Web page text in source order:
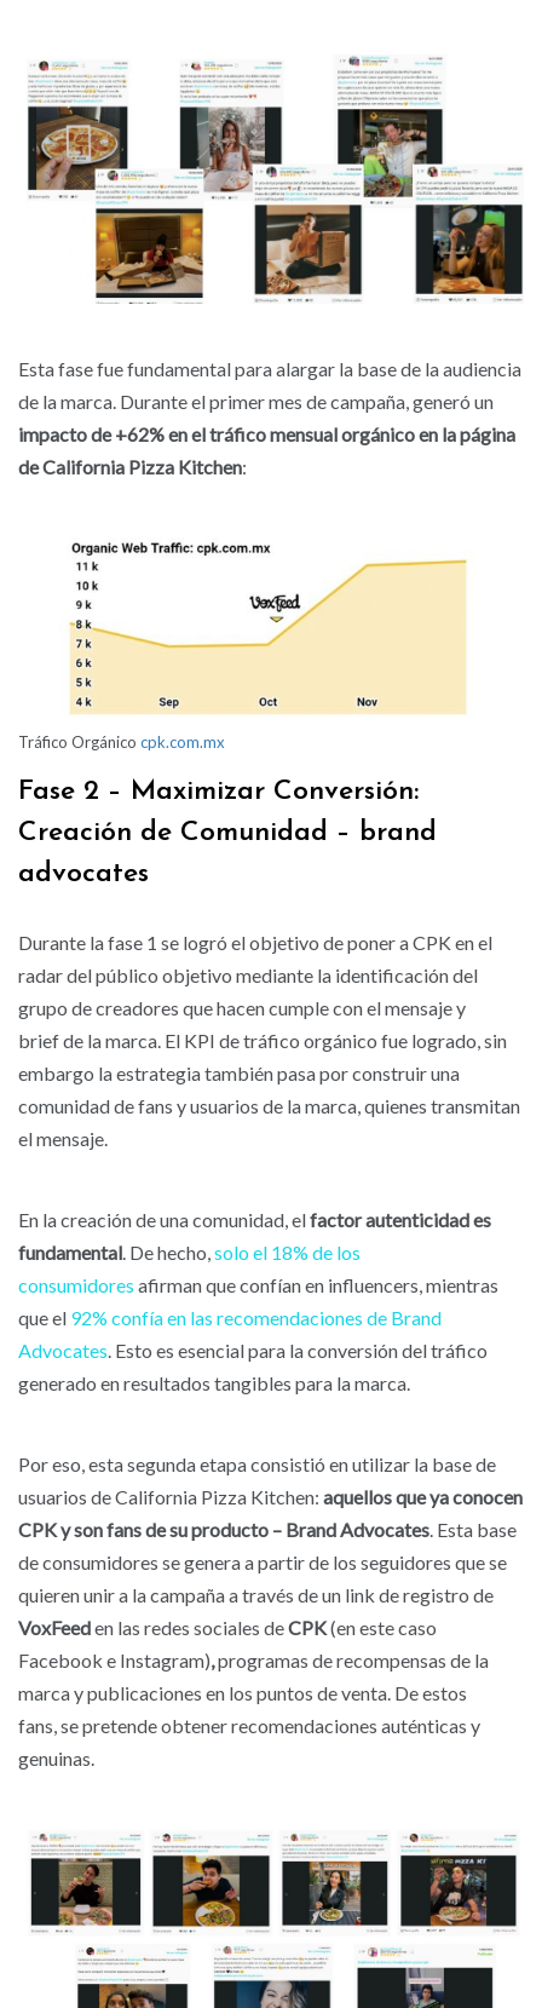
Esta fase fue fundamental para alargar la base de la audiencia
de la marca. Durante el primer mes de campaña, generó un
impacto de +62% en el tráfico mensual orgánico en la página
de California Pizza Kitchen:
Tráfico Orgánico cpk.com.mx
Fase 2 – Maximizar Conversión:
Creación de Comunidad – brand
advocates
Durante la fase 1 se logró el objetivo de poner a CPK en el
radar del público objetivo mediante la identificación del
grupo de creadores que hacen cumple con el mensaje y
brief de la marca. El KPI de tráfico orgánico fue logrado, sin
embargo la estrategia también pasa por construir una
comunidad de fans y usuarios de la marca, quienes transmitan
el mensaje.
En la creación de una comunidad, elfactor autenticidad es
fundamental. De hecho,solo el 18% de los
consumidores afirman que confían en influencers, mientras
que el 92% confía en las recomendaciones de Brand
Advocates. Esto es esencial para la conversión del tráfico
generado en resultados tangibles para la marca.
Por eso, esta segunda etapa consistió en utilizar la base de
usuarios de California Pizza Kitchen: aquellos que ya conocen
CPK y son fans de su producto – Brand Advocates. Esta base
de consumidores se genera a partir de los seguidores que se
quieren unir a la campaña a través de un link de registro de
VoxFeeden las redes sociales deCPK(en este caso
Facebook e Instagram),programas de recompensas de la
marca y publicaciones en los puntos de venta. De estos
fans, se pretende obtener recomendaciones auténticas y
genuinas.